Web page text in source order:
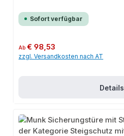
Sofort verfügbar
Regulärer Preis:
Ab€ 98,53
zzgl. Versandkosten nach AT
Details